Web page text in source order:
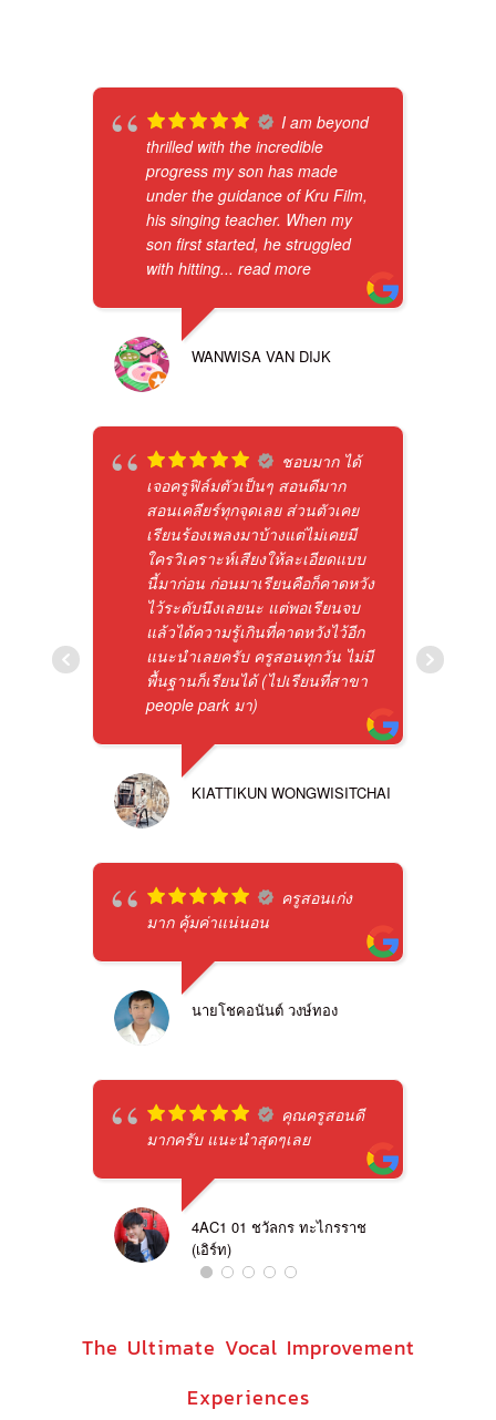
I am beyond
thrilled with the incredible
progress my son has made
under the guidance of Kru Film,
his singing teacher. When my
son first started, he struggled
with hitting... read more
WANWISA VAN DIJK
ชอบมาก ได้
เจอครูฟิล์มตัวเป็นๆ สอนดีมาก
สอนเคลียร์ทุกจุดเลย ส่วนตัวเคย
เรียนร้องเพลงมาบ้างแต่ไม่เคยมี
ใครวิเคราะห์เสียงให้ละเอียดแบบ
นี้มาก่อน ก่อนมาเรียนคือก็คาดหวัง
ไว้ระดับนึงเลยนะ แต่พอเรียนจบ
แล้วได้ความรู้เกินที่คาดหวังไว้อีก
แนะนำเลยครับ ครูสอนทุกวัน ไม่มี
พื้นฐานก็เรียนได้ (ไปเรียนที่สาขา
people park มา)
KIATTIKUN WONGWISITCHAI
ครูสอนเก่ง
มาก คุ้มค่าแน่นอน
นายโชคอนันต์ วงษ์ทอง
คุณครูสอนดี
มากครับ แนะนำสุดๆเลย
4AC1 01 ชวัลกร ทะไกรราช
(เอิร์ท)
The Ultimate Vocal Improvement
Experiences